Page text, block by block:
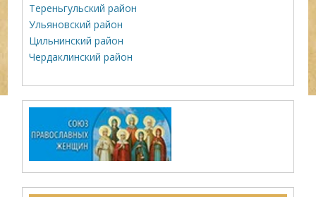
Тереньгульский район
Ульяновский район
Цильнинский район
Чердаклинский район